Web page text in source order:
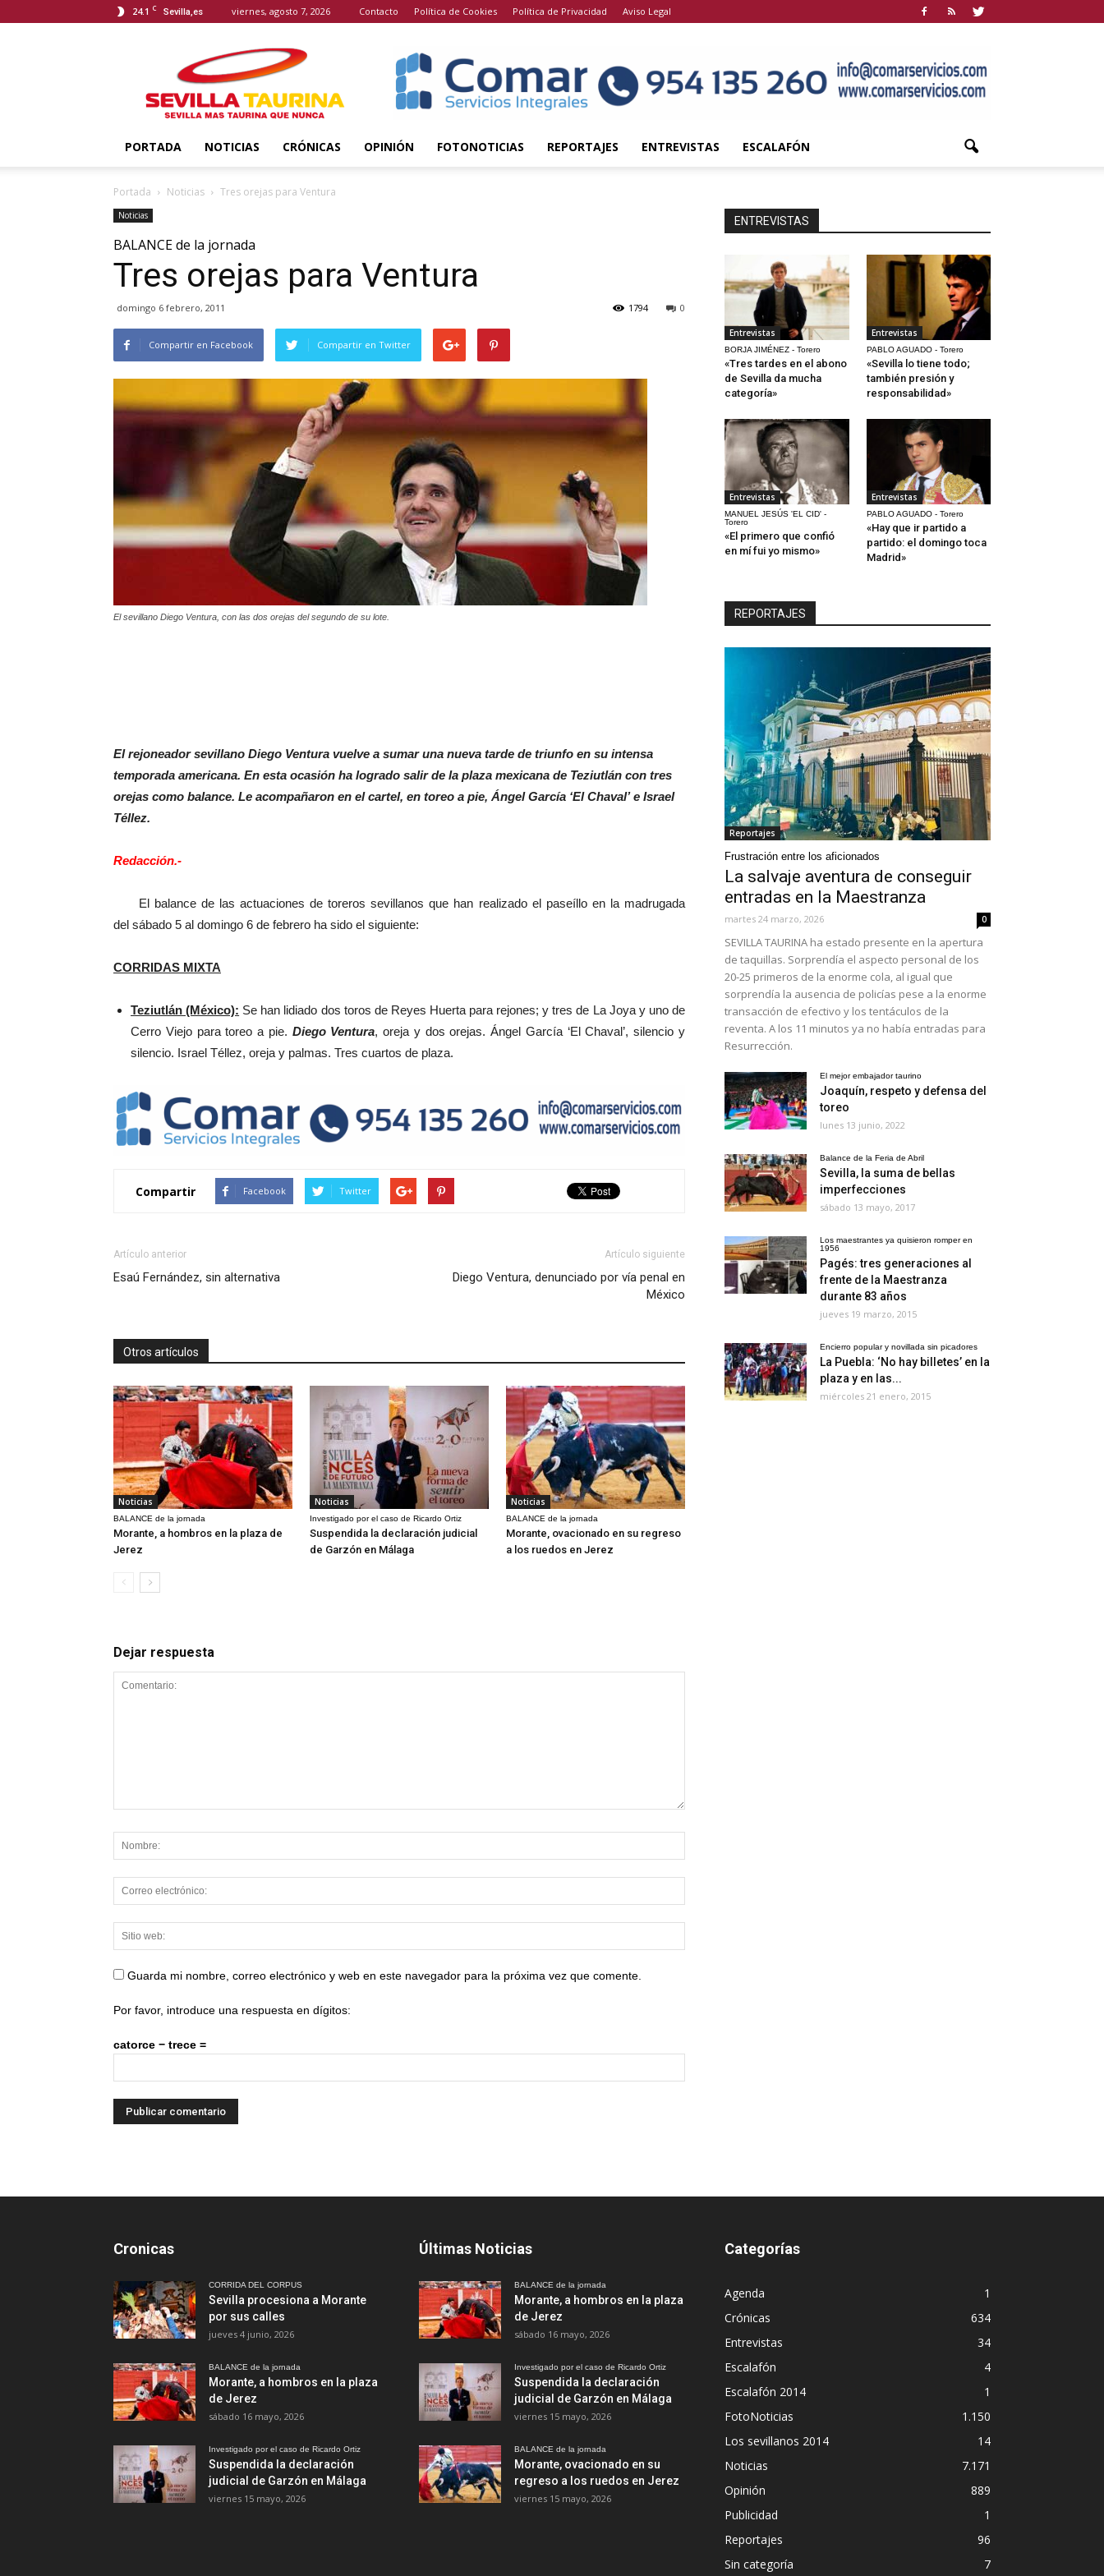
24.1 C Sevilla,es viernes, agosto 7, 2026 Contacto Política de Cookies Política de Privacidad Aviso Legal
Taurina
PORTADA NOTICIAS CRÓNICAS OPINIÓN FOTONOTICIAS REPORTAJES ENTREVISTAS ESCALAFÓN
Portada Noticias Tres orejas para Ventura
Noticias
BALANCE de la jornada
Tres orejas para Ventura
domingo 6 febrero, 2011 0
1794
Compartir en Facebook Compartir en Twitter
El sevillano Diego Ventura, con las dos orejas del segundo de su lote.
El rejoneador sevillano Diego Ventura vuelve a sumar una nueva tarde de triunfo en su intensa
temporada americana. En esta ocasión ha logrado salir de la plaza mexicana de Teziutlán con tres
orejas como balance. Le acompañaron en el cartel, en toreo a pie, Ángel García ‘El Chaval’ e Israel
Téllez.
Redacción.-
El balance de las actuaciones de toreros sevillanos que han realizado el paseíllo en la madrugada
del sábado 5 al domingo 6 de febrero ha sido el siguiente:
CORRIDAS MIXTA
Teziutlán (México): Se han lidiado dos toros de Reyes Huerta para rejones; y tres de La Joya y uno de
Cerro Viejo para toreo a pie. Diego Ventura, oreja y dos orejas. Ángel García ‘El Chaval’, silencio y
silencio. Israel Téllez, oreja y palmas. Tres cuartos de plaza.
Compartir Facebook Twitter
Artículo anterior
Esaú Fernández, sin alternativa
Artículo siguiente
Diego Ventura, denunciado por vía penal en
México
Otros artículos
Noticias
BALANCE de la jornada
Morante, a hombros en la plaza de
Jerez
Noticias
Investigado por el caso de Ricardo Ortiz
Suspendida la declaración judicial
de Garzón en Málaga
Noticias
BALANCE de la jornada
Morante, ovacionado en su regreso
a los ruedos en Jerez
Dejar respuesta
Guarda mi nombre, correo electrónico y web en este navegador para la próxima vez que comente.
Por favor, introduce una respuesta en dígitos:
catorce − trece =
ENTREVISTAS
Entrevistas
BORJA JIMÉNEZ - Torero
«Tres tardes en el abono
de Sevilla da mucha
categoría»
Entrevistas
PABLO AGUADO - Torero
«Sevilla lo tiene todo;
también presión y
responsabilidad»
Entrevistas
MANUEL JESÚS 'EL CID' -
Torero
«El primero que confió
en mí fui yo mismo»
Entrevistas
PABLO AGUADO - Torero
«Hay que ir partido a
partido: el domingo toca
Madrid»
REPORTAJES
Reportajes
Frustración entre los aficionados
La salvaje aventura de conseguir
entradas en la Maestranza
martes 24 marzo, 2026 0
SEVILLA TAURINA ha estado presente en la apertura
de taquillas. Sorprendía el aspecto personal de los
20-25 primeros de la enorme cola, al igual que
sorprendía la ausencia de policías pese a la enorme
transacción de efectivo y los tentáculos de la
reventa. A los 11 minutos ya no había entradas para
Resurrección.
El mejor embajador taurino
Joaquín, respeto y defensa del
toreo
lunes 13 junio, 2022
Balance de la Feria de Abril
Sevilla, la suma de bellas
imperfecciones
sábado 13 mayo, 2017
Los maestrantes ya quisieron romper en
1956
Pagés: tres generaciones al
frente de la Maestranza
durante 83 años
jueves 19 marzo, 2015
Encierro popular y novillada sin picadores
La Puebla: ‘No hay billetes’ en la
plaza y en las...
miércoles 21 enero, 2015
Cronicas
CORRIDA DEL CORPUS
Sevilla procesiona a Morante
por sus calles
jueves 4 junio, 2026
BALANCE de la jornada
Morante, a hombros en la plaza
de Jerez
sábado 16 mayo, 2026
Investigado por el caso de Ricardo Ortiz
Suspendida la declaración
judicial de Garzón en Málaga
viernes 15 mayo, 2026
Últimas Noticias
BALANCE de la jornada
Morante, a hombros en la plaza
de Jerez
sábado 16 mayo, 2026
Investigado por el caso de Ricardo Ortiz
Suspendida la declaración
judicial de Garzón en Málaga
viernes 15 mayo, 2026
BALANCE de la jornada
Morante, ovacionado en su
regreso a los ruedos en Jerez
viernes 15 mayo, 2026
Categorías
Agenda
1
Crónicas
634
Entrevistas
34
Escalafón
4
Escalafón 2014
1
FotoNoticias
1.150
Los sevillanos 2014
14
Noticias
7.171
Opinión
889
Publicidad
1
Reportajes
96
Sin categoría
7